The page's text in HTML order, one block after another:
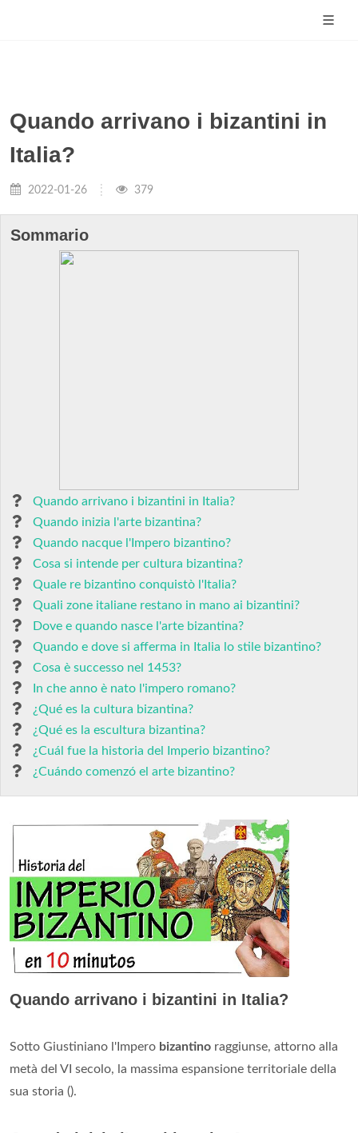
Quando arrivano i bizantini in
Italia?
2022-01-26 379
Sommario
Quando arrivano i bizantini in Italia?
Quando inizia l'arte bizantina?
Quando nacque l'Impero bizantino?
Cosa si intende per cultura bizantina?
Quale re bizantino conquistò l'Italia?
Quali zone italiane restano in mano ai bizantini?
Dove e quando nasce l'arte bizantina?
Quando e dove si afferma in Italia lo stile bizantino?
Cosa è successo nel 1453?
In che anno è nato l'impero romano?
¿Qué es la cultura bizantina?
¿Qué es la escultura bizantina?
¿Cuál fue la historia del Imperio bizantino?
¿Cuándo comenzó el arte bizantino?
Quando arrivano i bizantini in Italia?
Sotto Giustiniano l'Impero bizantino raggiunse, attorno alla
metà del VI secolo, la massima espansione territoriale della
sua storia ().